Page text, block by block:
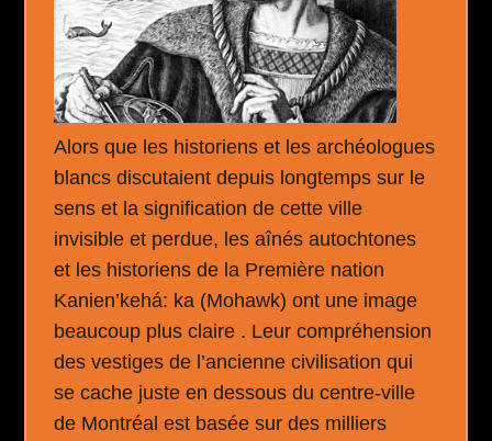
Alors que les historiens et les archéologues
blancs discutaient depuis longtemps sur le
sens et la signification de cette ville
invisible et perdue, les aînés autochtones
et les historiens de la Première nation
Kanien’kehá: ka (Mohawk) ont une image
beaucoup plus claire . Leur compréhension
des vestiges de l’ancienne civilisation qui
se cache juste en dessous du centre-ville
de Montréal est basée sur des milliers